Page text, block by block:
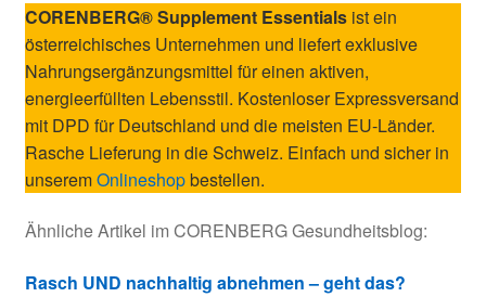
CORENBERG® Supplement Essentialsist ein
österreichisches Unternehmen und liefert exklusive
Nahrungsergänzungsmittel für einen aktiven,
energieerfüllten Lebensstil. Kostenloser Expressversand
mit DPD für Deutschland und die meisten EU-Länder.
Rasche Lieferung in die Schweiz. Einfach und sicher in
unseremOnlineshopbestellen.
Ähnliche Artikel im CORENBERG Gesundheitsblog:
Rasch UND nachhaltig abnehmen – geht das?